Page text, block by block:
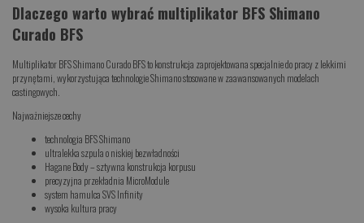
Dlaczego warto wybrać multiplikator BFS Shimano
Curado BFS
Multiplikator BFS Shimano Curado BFS to konstrukcja zaprojektowana specjalnie do pracy z lekkimi
przynętami, wykorzystująca technologie Shimano stosowane w zaawansowanych modelach
castingowych.
Najważniejsze cechy
technologia BFS Shimano
ultralekka szpula o niskiej bezwładności
Hagane Body – sztywna konstrukcja korpusu
precyzyjna przekładnia MicroModule
system hamulca SVS Infinity
wysoka kultura pracy